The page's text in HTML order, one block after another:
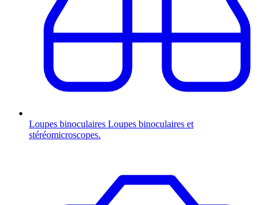
Loupes binoculaires Loupes binoculaires et
stéréomicroscopes.